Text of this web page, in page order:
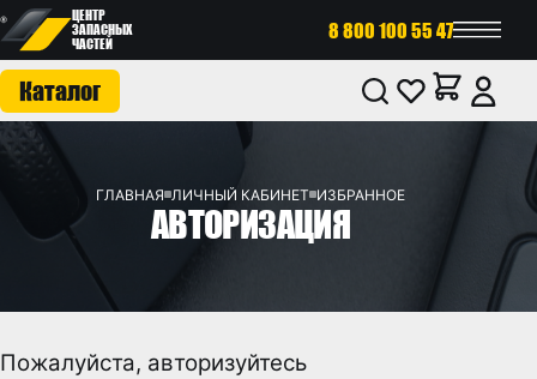
ЦЕНТР
ЗАПАСНЫХ
ЧАСТЕЙ
8 800 100 55 47
Каталог
ГЛАВНАЯ ЛИЧНЫЙ КАБИНЕТ ИЗБРАННОЕ
АВТОРИЗАЦИЯ
Пожалуйста, авторизуйтесь